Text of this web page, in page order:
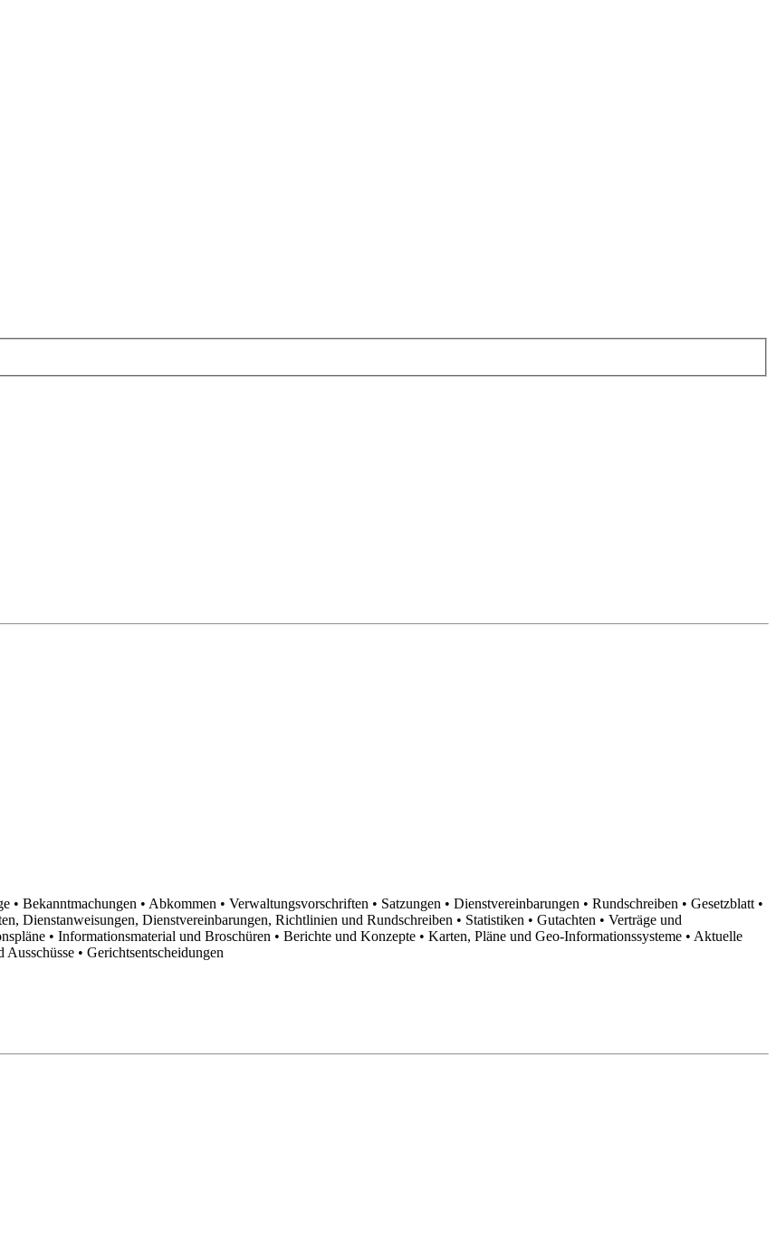
• Bekanntmachungen • Abkommen • Verwaltungsvorschriften • Satzungen • Dienstvereinbarungen • Rundschreiben • Gesetzblatt •
Dienstanweisungen, Dienstvereinbarungen, Richtlinien und Rundschreiben • Statistiken • Gutachten • Verträge und
• Informationsmaterial und Broschüren • Berichte und Konzepte • Karten, Pläne und Geo-Informationssysteme • Aktuelle
Ausschüsse • Gerichtsentscheidungen